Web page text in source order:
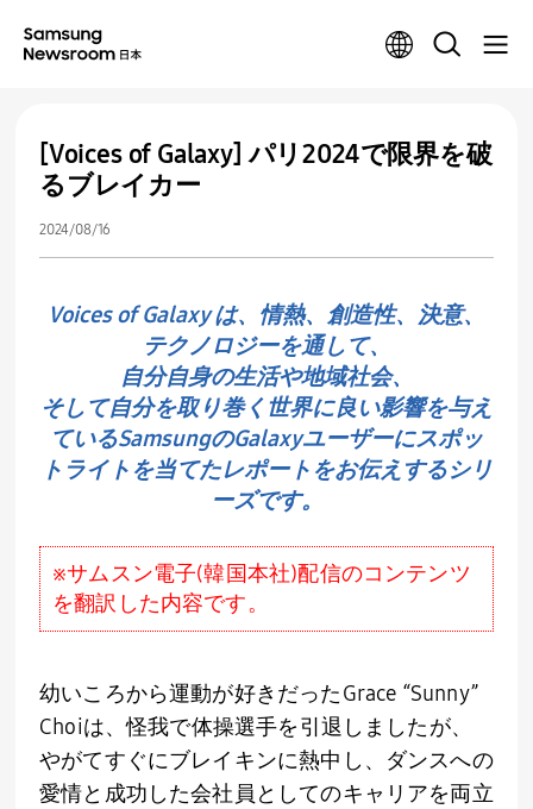
[Voices of Galaxy] パリ2024で限界を破
るブレイカー
2024/08/16
Voices of Galaxy は、情熱、創造性、決意、
テクノロジーを通して、
自分自身の生活や地域社会、
そして自分を取り巻く世界に良い影響を与え
ているSamsungのGalaxyユーザーにスポッ
トライトを当てたレポートをお伝えするシリ
ーズです。
※サムスン電子(韓国本社)配信のコンテンツ
を翻訳した内容です。
幼いころから運動が好きだったGrace “Sunny”
Choiは、怪我で体操選手を引退しましたが、
やがてすぐにブレイキンに熱中し、ダンスへの
愛情と成功した会社員としてのキャリアを両立